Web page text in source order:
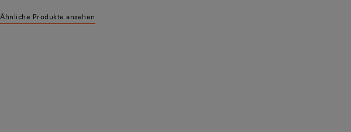
Ähnliche Produkte ansehen